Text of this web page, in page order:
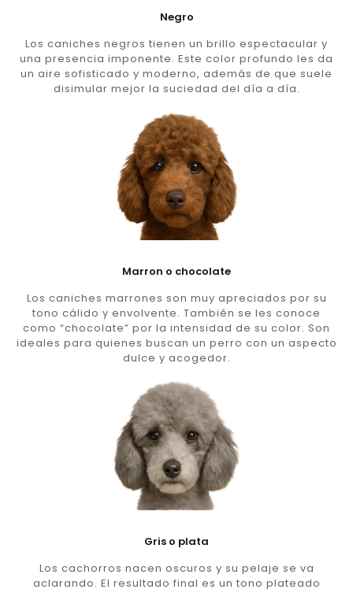
Negro
Los caniches negros tienen un brillo espectacular y
una presencia imponente. Este color profundo les da
un aire sofisticado y moderno, además de que suele
disimular mejor la suciedad del día a día.
Marron o chocolate
Los caniches marrones son muy apreciados por su
tono cálido y envolvente. También se les conoce
como “chocolate” por la intensidad de su color. Son
ideales para quienes buscan un perro con un aspecto
dulce y acogedor.
Gris o plata
Los cachorros nacen oscuros y su pelaje se va
aclarando. El resultado final es un tono plateado